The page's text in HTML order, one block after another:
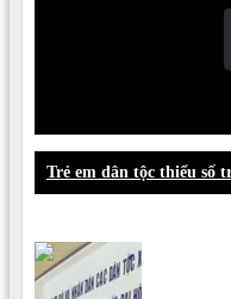
Trẻ em dân tộc thiểu số